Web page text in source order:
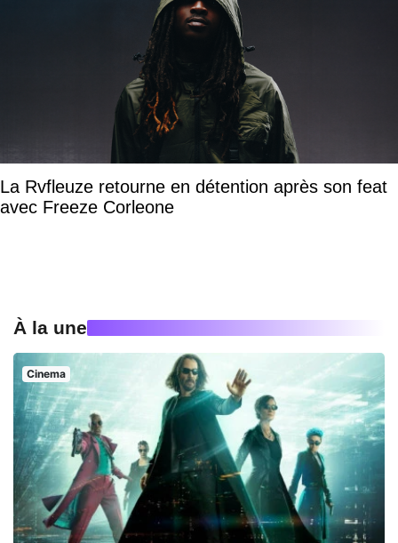
La Rvfleuze retourne en détention après son feat
avec Freeze Corleone
À la une
Cinema